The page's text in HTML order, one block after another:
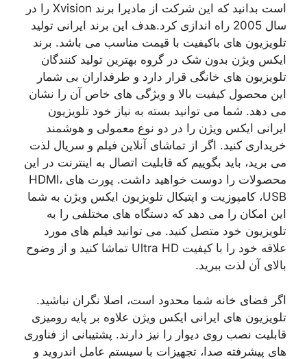
است بدانید که این شرکت از مادیرا برند Xvision را در
سال 2005 راه اندازی کرد.هدف این برند ایرانی تولید
تلویزیون های باکیفیت با قیمت مناسب می باشد. برند
ایکس ویژن بدون شک در گروه بهترین تولید کنندگان
تلویزیون های خانگی قرار دارد و طرفداران بی شمار
این محصول کیفیت بالا و ویژگی های خاص آن را نشان
می دهد. شما می توانید بسته به نیاز خود تلویزیون
ایرانی ایکس ویژن را در دو نوع معمولی و هوشمند
خریداری کنید. اگر از تماشای آنلاین فیلم و سریال لذت
می برید، باید بگوییم که قابلیت اتصال به اینترنت در این
محصولات را دوست خواهید داشت. پورت های HDMI،
USB، کامپوزیت و اپتیکال تلویزیون ایکس ویژن به شما
این امکان را می دهد که دستگاه های مختلفی را به
تلویزیون خود متصل کنید. می توانید فیلم های مورد
علاقه خود را با کیفیت Ultra HD تماشا کنید و از وضوح
بالای آن لذت ببرید.
اگر فضای خانه شما محدود است، اصلا نگران نباشید.
تلویزیون های ایرانی ایکس ویژن علاوه بر پایه رومیزی
قابلیت نصب روی دیوار را نیز دارند. پشتیبانی از فناوری
های پیشرفته صدا، تجهیزات با سیستم عامل اندروید و